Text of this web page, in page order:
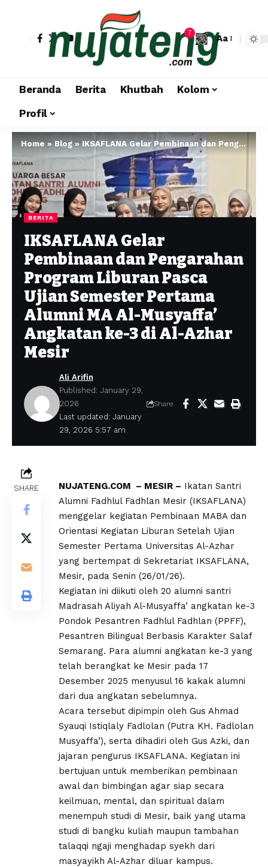
7
Aa
Beranda Berita Khutbah
Kolom
Profil
Home »Blog»IKSAFLANA Gelar Pembinaan dan Pengarahan Program Liburan Pasca Ujian Semester Pertama Alumni MA Al-Musyaffa’ Angkatan ke-3 di Al-Azhar Mesir
BERITA
IKSAFLANA Gelar
Pembinaan dan Pengarahan
Program Liburan Pasca
Ujian Semester Pertama
Alumni MA Al-Musyaffa’
Angkatan ke-3 di Al-Azhar
Mesir
Last updated: January
29, 2026 5:57 am
Ali Arifin
Published: January 29,
2026
Share
SHARE NUJATENG.COM – MESIR – Ikatan Santri
Alumni Fadhlul Fadhlan Mesir (IKSAFLANA)
menggelar kegiatan Pembinaan MABA dan
Orientasi Kegiatan Liburan Setelah Ujian
Semester Pertama Universitas Al-Azhar
yang bertempat di Sekretariat IKSAFLANA,
Mesir, pada Senin (26/01/26).
Kegiatan ini diikuti oleh 20 alumni santri
Madrasah Aliyah Al-Musyaffa’ angkatan ke-3
Pondok Pesantren Fadhlul Fadhlan (PPFF),
Pesantren Bilingual Berbasis Karakter Salaf
Semarang. Para alumni angkatan ke-3 yang
telah berangkat ke Mesir pada 17
Desember 2025 menyusul 16 kakak alumni
dari dua angkatan sebelumnya.
Acara tersebut dipimpin oleh Gus Ahmad
Syauqi Istiqlaly Fadlolan (Putra KH. Fadlolan
Musyaffa’), serta dihadiri oleh Gus Azki, dan
jajaran pengurus IKSAFLANA. Kegiatan ini
bertujuan untuk memberikan pembinaan
awal dan bimbingan agar siap secara
keilmuan, mental, dan spiritual dalam
menempuh studi di Mesir, baik yang utama
studi di bangku kuliah maupun tambahan
talaqqi ngaji menghadap syekh dari
masyayikh Al-Azhar diluar kampus.